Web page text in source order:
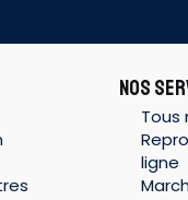
NOS
Tous
ligne